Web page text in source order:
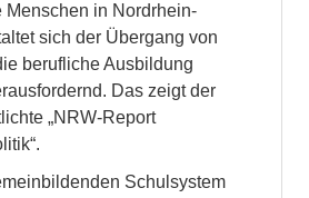
Menschen in Nordrhein-
sich der Übergang von
berufliche Ausbildung
Das zeigt der
„NRW-Report
Schulsystem